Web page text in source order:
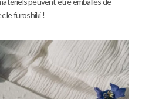
le furoshiki !